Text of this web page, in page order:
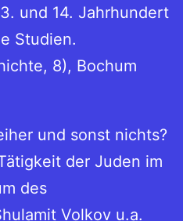
und 14. Jahrhundert
Studien.
8), Bochum
und sonst nichts?
der Juden im
des
Volkov u.a.